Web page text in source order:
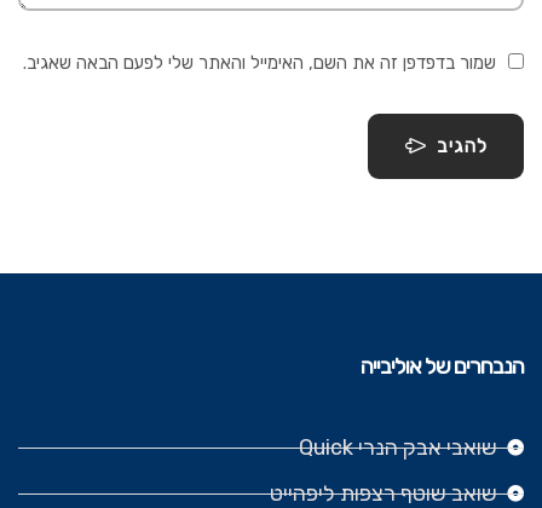
שמור בדפדפן זה את השם, האימייל והאתר שלי לפעם הבאה שאגיב.
להגיב
הנבחרים של אוליבייה
שואבי אבק הנרי Quick
שואב שוטף רצפות ליפהייט